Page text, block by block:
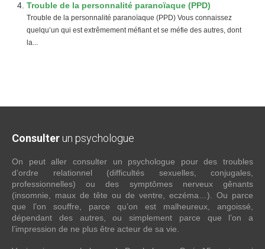
Trouble de la personnalité paranoïaque (PPD)
Trouble de la personnalité paranoïaque (PPD) Vous connaissez
quelqu’un qui est extrêmement méfiant et se méfie des autres, dont
la...
Consulter un psychologue
On peut aller consulter un psychologue pour des troubles
d’ordre relationnel (difficultés sexuelles, conjugales,
professionnelles) ou des symptômes nerveux gênants
(insomnie, maux de tête ou de ventre, eczéma…). Ou parce
que l’on souffre, parce qu’on est malheureux, angoissé,
dépendant des autres, ou simplement parce que l’on a
l’impression de ne plus être acteur de sa vie.